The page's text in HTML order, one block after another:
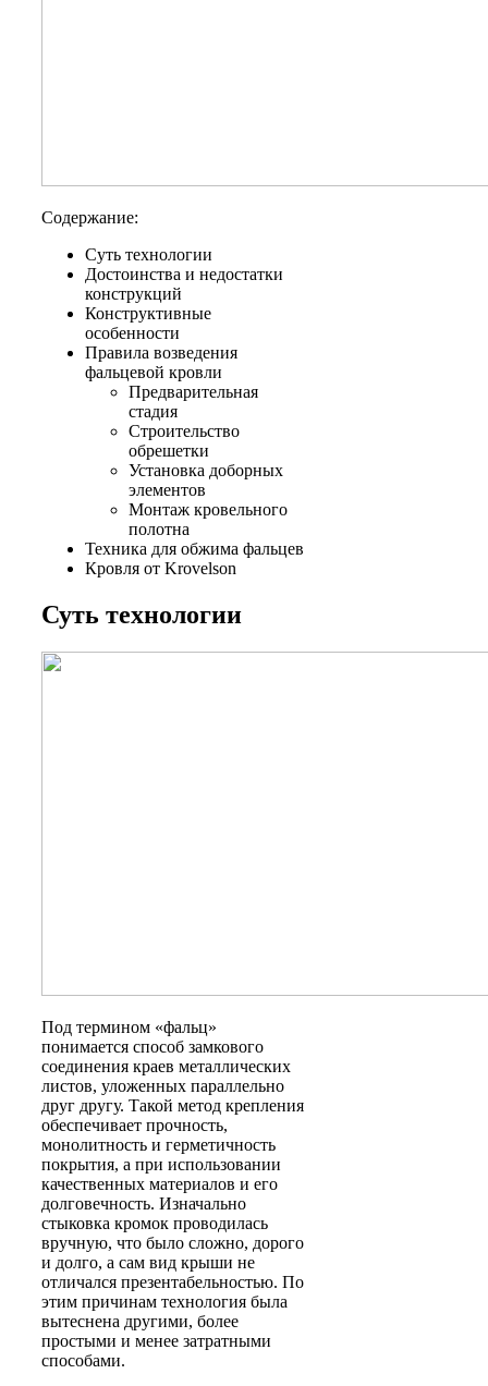
Содержание:
Суть технологии
Достоинства и недостатки
конструкций
Конструктивные
особенности
Правила возведения
фальцевой кровли
Предварительная
стадия
Строительство
обрешетки
Установка доборных
элементов
Монтаж кровельного
полотна
Техника для обжима фальцев
Кровля от Krovelson
Суть технологии
Под термином «фальц»
понимается способ замкового
соединения краев металлических
листов, уложенных параллельно
друг другу. Такой метод крепления
обеспечивает прочность,
монолитность и герметичность
покрытия, а при использовании
качественных материалов и его
долговечность. Изначально
стыковка кромок проводилась
вручную, что было сложно, дорого
и долго, а сам вид крыши не
отличался презентабельностью. По
этим причинам технология была
вытеснена другими, более
простыми и менее затратными
способами.